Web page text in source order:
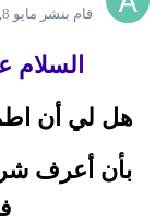
قام بنشر مايو 8, 2025
السلام
هل لي أن
بأن أعرف